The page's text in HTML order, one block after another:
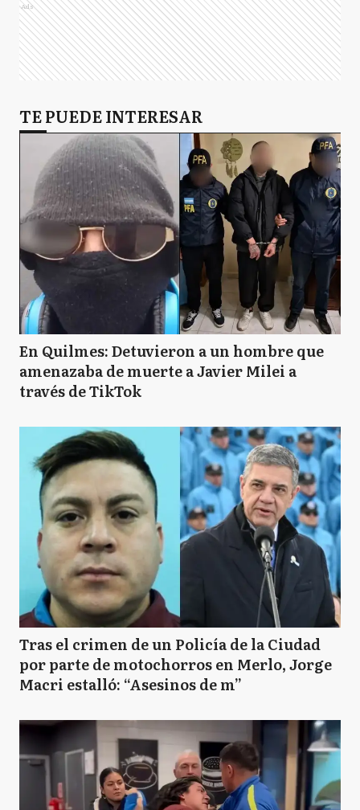
Ads
TE PUEDE INTERESAR
En Quilmes: Detuvieron a un hombre que
amenazaba de muerte a Javier Milei a
través de TikTok
Tras el crimen de un Policía de la Ciudad
por parte de motochorros en Merlo, Jorge
Macri estalló: “Asesinos de m”